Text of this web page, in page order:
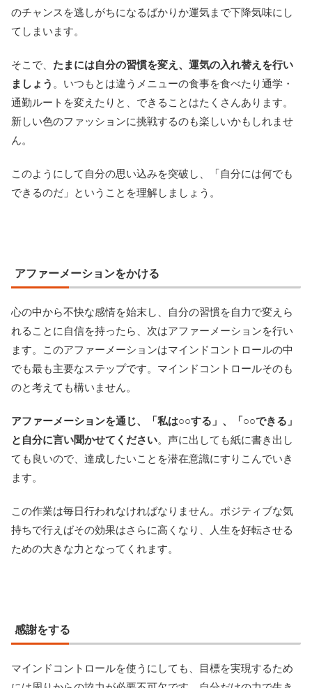
のチャンスを逃しがちになるばかりか運気まで下降気味にし
てしまいます。
そこで、 たまには自分の習慣を変え、運気の入れ替えを行い
ましょう 。いつもとは違うメニューの食事を食べたり通学・
通勤ルートを変えたりと、できることはたくさんあります。
新しい色のファッションに挑戦するのも楽しいかもしれませ
ん。
このようにして自分の思い込みを突破し、「自分には何でも
できるのだ」ということを理解しましょう。
アファーメーションをかける
心の中から不快な感情を始末し、自分の習慣を自力で変えら
れることに自信を持ったら、次はアファーメーションを行い
ます。このアファーメーションはマインドコントロールの中
でも最も主要なステップです。マインドコントロールそのも
のと考えても構いません。
アファーメーションを通じ、「私は○○する」、「○○できる」
と自分に言い聞かせてください。声に出しても紙に書き出し
ても良いので、達成したいことを潜在意識にすりこんでいき
ます。
この作業は毎日行われなければなりません。ポジティブな気
持ちで行えばその効果はさらに高くなり、人生を好転させる
ための大きな力となってくれます。
感謝をする
マインドコントロールを使うにしても、目標を実現するため